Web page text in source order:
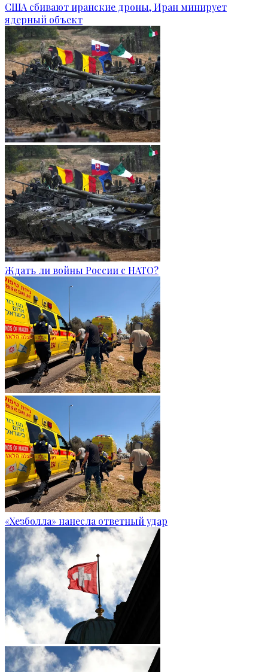
США сбивают иранские дроны, Иран минирует
ядерный объект
Ждать ли войны России с НАТО?
«Хезболла» нанесла ответный удар